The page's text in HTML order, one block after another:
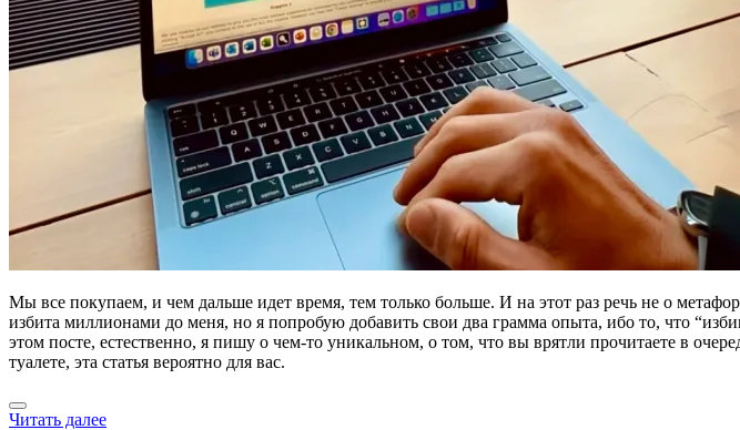
Мы все покупаем, и чем дальше идет время, тем только больше. И на этот раз речь не о
избита миллионами до меня, но я попробую добавить свои два грамма опыта, ибо то, что
этом посте, естественно, я пишу о чем-то уникальном, о том, что вы врятли прочитаете в
туалете, эта статья вероятно для вас.
Читать далее